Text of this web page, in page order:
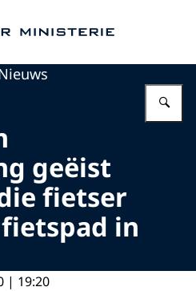
geëist
fietser
in
| 19:20